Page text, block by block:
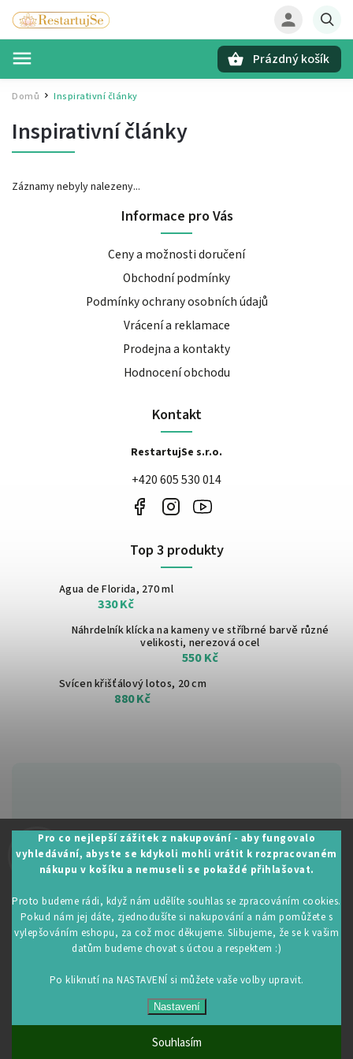
Pro co nejlepší zážitek z nakupování - aby fungovalo
vyhledávání, abyste se kdykoli mohli vrátit k rozpracovaném
nákupu v košíku a nemuseli se pokaždé přihlašovat.
Proto budeme rádi, když nám udělíte souhlas se zpracováním cookies.
Pokud nám jej dáte, zjednodušíte si nakupování a nám pomůžete s
vylepšováním eshopu, za což moc děkujeme. Slibujeme, že se k vašim
datům budeme chovat s úctou a respektem :)
Po kliknutí na NASTAVENÍ si můžete vaše volby upravit.
Nastavení
Souhlasím
Prázdný košík
Domů / Inspirativní články
Inspirativní články
Záznamy nebyly nalezeny...
Zákaznická podpora:
+420 605 530 014
Informace pro Vás
Ceny a možnosti doručení
Obchodní podmínky
Podmínky ochrany osobních údajů
Vrácení a reklamace
Prodejna a kontakty
Hodnocení obchodu
Kontakt
RestartujSe s.r.o.
+420 605 530 014
Top 3 produkty
Agua de Florida, 270 ml
330 Kč
Náhrdelník klícka na kameny ve stříbrné barvě různé
velikosti, nerezová ocel
550 Kč
Svícen křišťálový lotos, 20 cm
880 Kč
Upravit nastavení cookies
VytvořilShoptet| Design